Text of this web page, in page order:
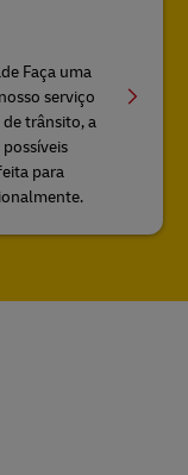
Faça uma
serviço
trânsito, a
para